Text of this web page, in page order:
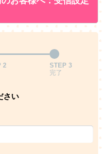
2
STEP 3
完了
さい